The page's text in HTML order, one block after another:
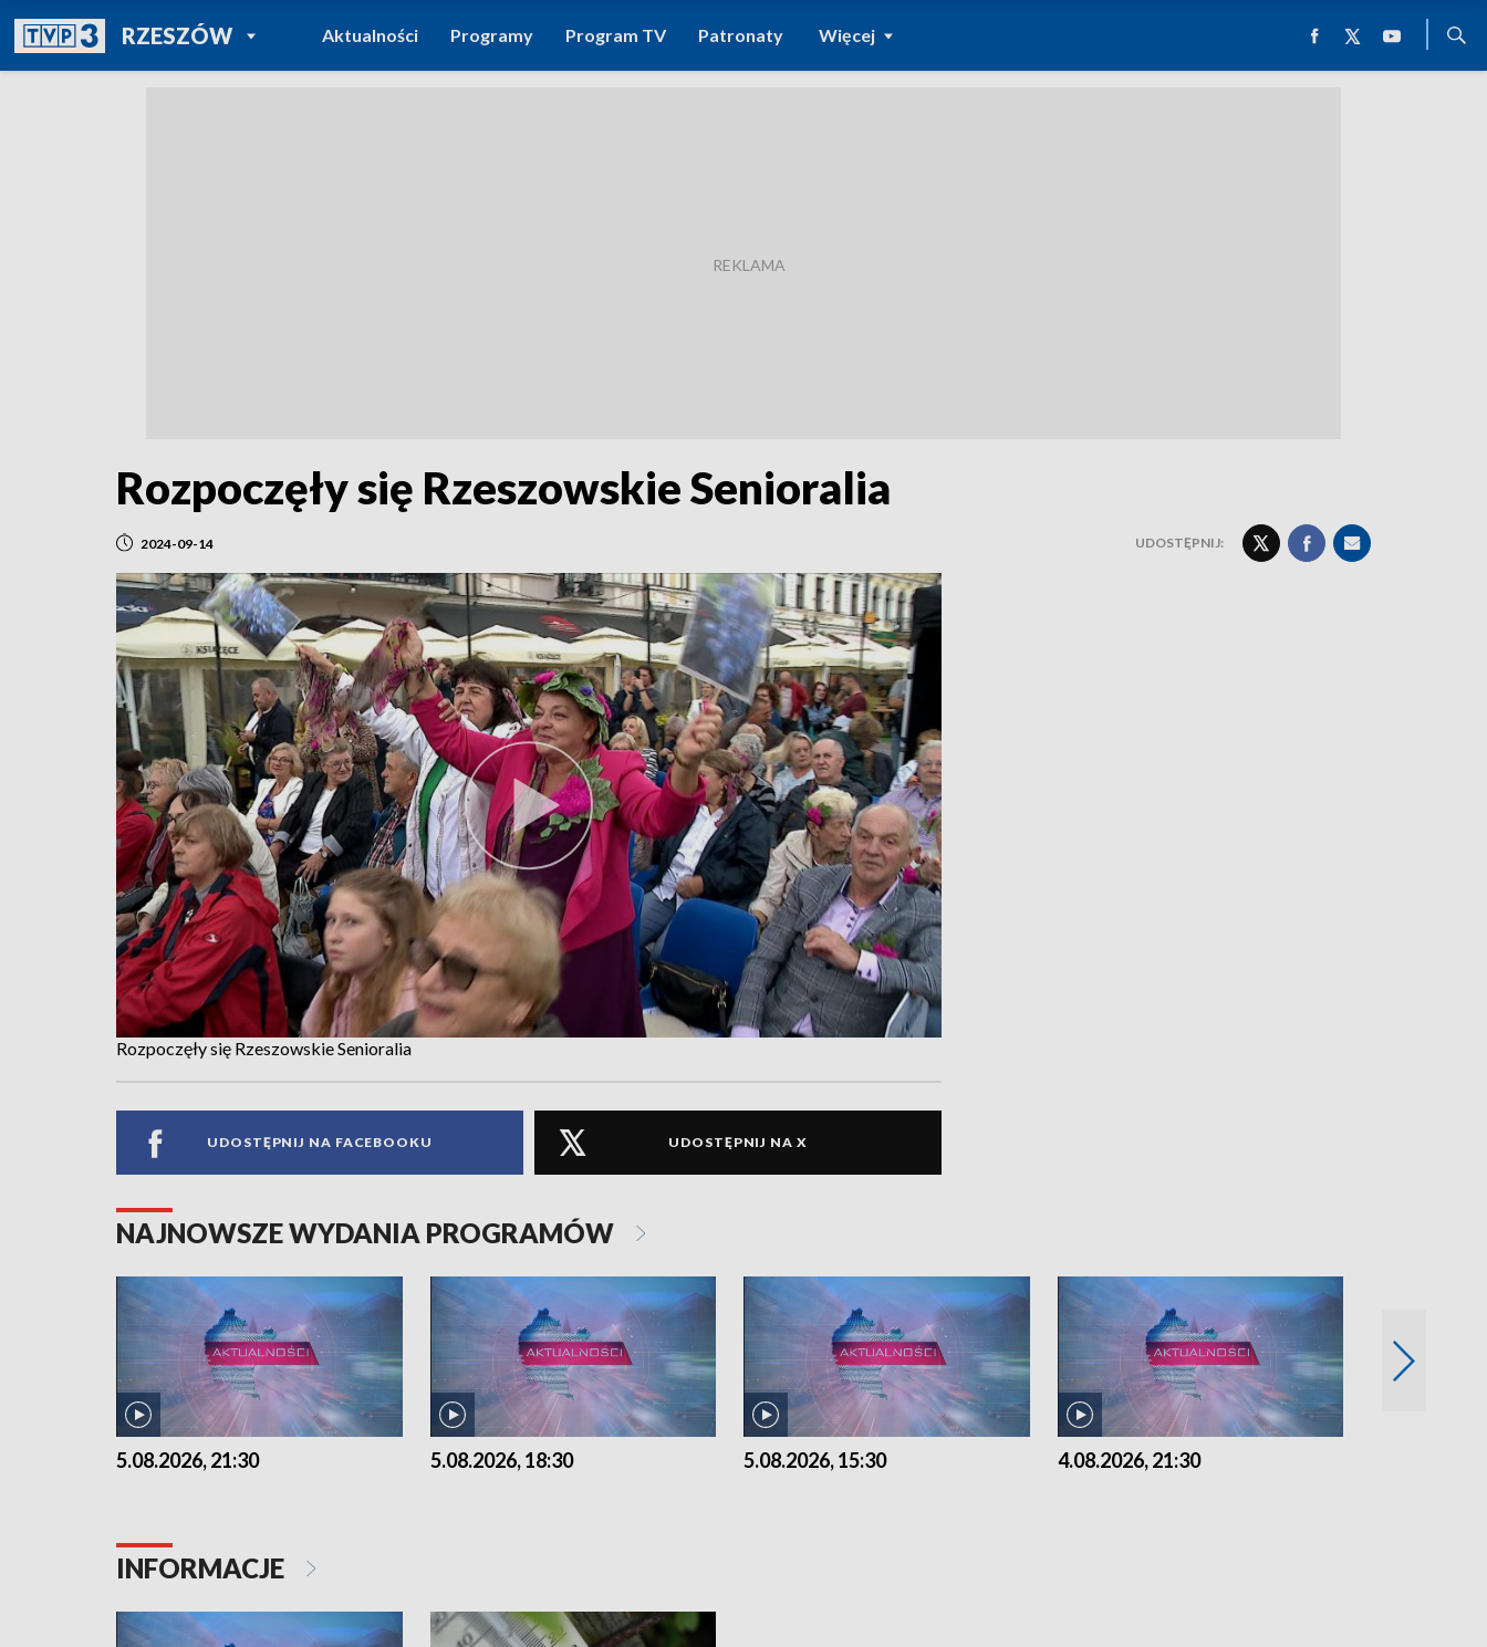
RZESZÓWPOWRÓT DO
TVP REGIONY
Aktualności Programy Program TV Patronaty Więcej
Rozpoczęły się Rzeszowskie Senioralia
2024-09-14 UDOSTĘPNIJ:
Rozpoczęły się Rzeszowskie Senioralia
UDOSTĘPNIJ NA FACEBOOKU UDOSTĘPNIJ NA X
NAJNOWSZE WYDANIA PROGRAMÓW
5.08.2026, 21:30 5.08.2026, 18:30 5.08.2026, 15:30 4.08.2026, 21:30
INFORMACJE